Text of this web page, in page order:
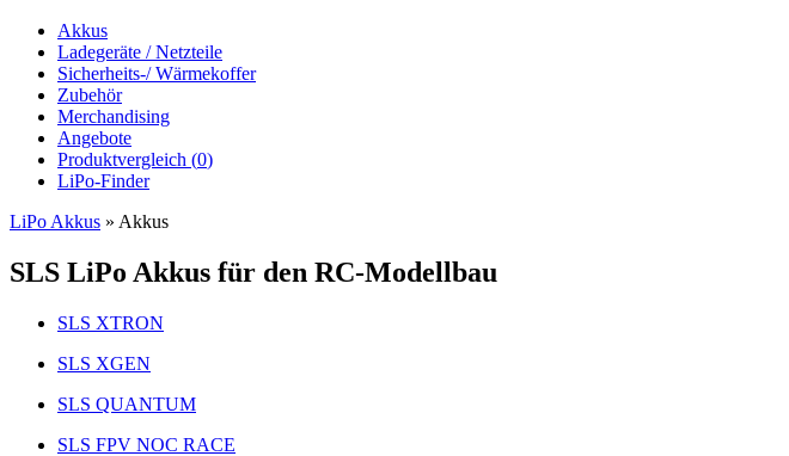
Akkus
Ladegeräte / Netzteile
Sicherheits-/ Wärmekoffer
Zubehör
Merchandising
Angebote
Produktvergleich (0)
LiPo-Finder
LiPo Akkus » Akkus
SLS LiPo Akkus für den RC-Modellbau
SLS XTRON
SLS XGEN
SLS QUANTUM
SLS FPV NOC RACE